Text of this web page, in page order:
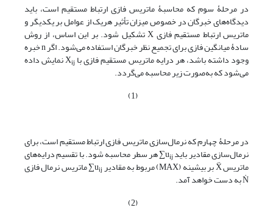
در مرحلۀ سوم که محاسبۀ ماتریس فازی ارتباط مستقیم است، باید
دیدگاه‌های خبرگان در خصوص میزان تأثیر هریک از عوامل بر یکدیگر و
ماتریس ارتباط مستقیم فازی X تشکیل ‌شود. بر این اساس، از روش
سادۀ میانگین فازی برای تجمیع نظر خبرگان استفاده می‌شود. اگر n خبره
وجود داشته باشد، هر درایه ماتریس مستقیم فازی با X ij نمایش داده
می‌شود که به‌صورت زیر محاسبه می‌گردد.
(1)
در مرحلۀ چهارم که نرمال‌سازی ماتریس فازی ارتباط مستقیم است، برای
نرمال‌سازی مقادیر باید u ij ∑ هر سطر محاسبه شود. با تقسیم درایه‌های
ماتریس Ẍ بر بیشینه (MAX) مربوط به مقادیر u ij ∑ ماتریس نرمال فازی
Ṅ به دست خواهد آمد.
(2)